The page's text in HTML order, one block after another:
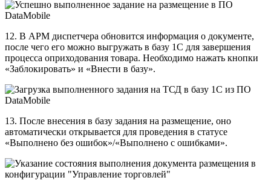
12. В АРМ диспетчера обновится информация о документе,
после чего его можно выгружать в базу 1С для завершения
процесса оприходования товара. Необходимо нажать кнопки
«Заблокировать» и «Внести в базу».
13. После внесения в базу задания на размещение, оно
автоматически открывается для проведения в статусе
«Выполнено без ошибок»/«Выполнено с ошибками».